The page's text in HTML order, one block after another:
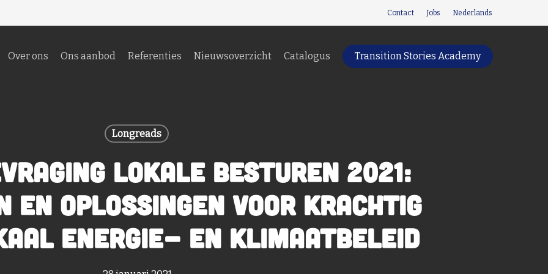
Contact Jobs Nederlands
Over ons Ons aanbod Referenties Nieuwsoverzicht Catalogus Transition Stories Academy
Longreads
lokale besturen 2021:
en oplossingen voor krachtig
energie- en klimaatbeleid